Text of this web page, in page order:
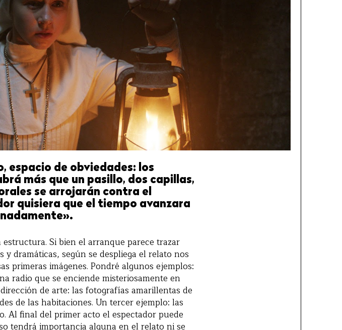
espacio de obviedades: los
más que un pasillo, dos capillas,
se arrojarán contra el
quisiera que el tiempo avanzara
Si bien el arranque parece trazar
dramáticas, según se despliega el relato nos
primeras imágenes. Pondré algunos ejemplos:
radio que se enciende misteriosamente en
de arte: las fotografías amarillentas de
de las habitaciones. Un tercer ejemplo: las
Al final del primer acto el espectador puede
tendrá importancia alguna en el relato ni se